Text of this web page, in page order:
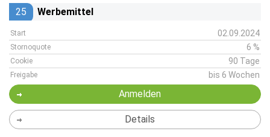
25 Werbemittel
Start 02.09.2024
Stornoquote 6 %
Cookie 90 Tage
Freigabe bis 6 Wochen
Anmelden
Details